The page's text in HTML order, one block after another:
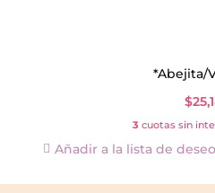
*Abejita/
$
3 cuotas sin
Añadir a la lista de